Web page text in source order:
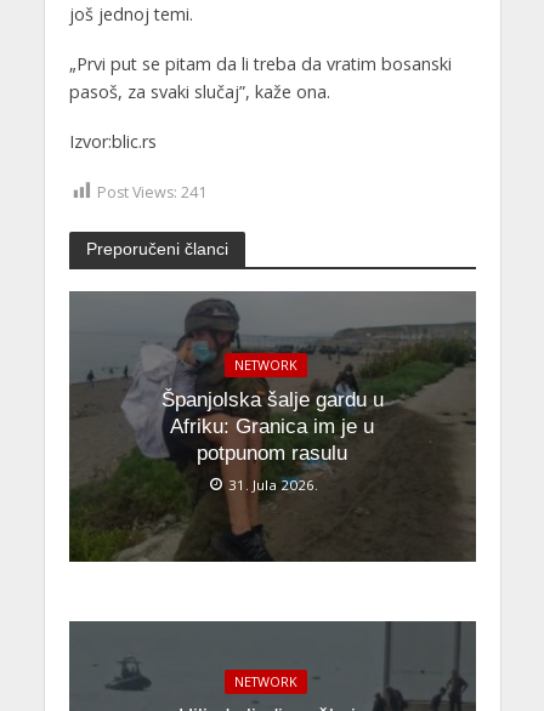
još jednoj temi.
„Prvi put se pitam da li treba da vratim bosanski
pasoš, za svaki slučaj”, kaže ona.
Izvor:blic.rs
Post Views: 241
Preporučeni članci
NETWORK
Španjolska šalje gardu u
Afriku: Granica im je u
potpunom rasulu
31. Jula 2026.
NETWORK